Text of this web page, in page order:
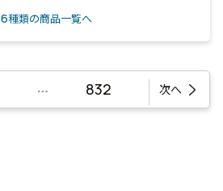
6種類の商品一覧へ
… 832 次へ